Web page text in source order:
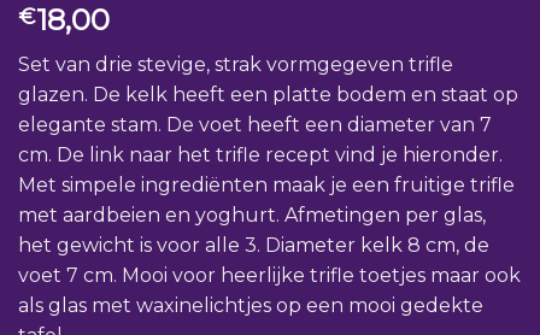
€18,00
Set van drie stevige, strak vormgegeven trifle
glazen. De kelk heeft een platte bodem en staat op
elegante stam. De voet heeft een diameter van 7
cm. De link naar het trifle recept vind je hieronder.
Met simpele ingrediënten maak je een fruitige trifle
met aardbeien en yoghurt. Afmetingen per glas,
het gewicht is voor alle 3. Diameter kelk 8 cm, de
voet 7 cm. Mooi voor heerlijke trifle toetjes maar ook
als glas met waxinelichtjes op een mooi gedekte